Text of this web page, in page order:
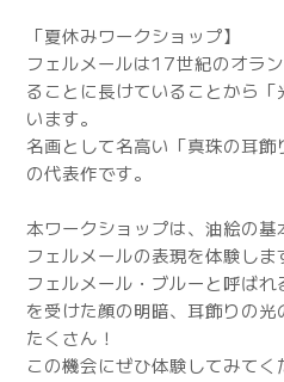
「夏休みワークショップ】
フェルメールは17世紀のオラ
ることに長けていることから
います。
名画として名高い「真珠の耳
の代表作です。
本ワークショップは、油絵の
フェルメールの表現を体験しま
フェルメール・ブルーと呼ば
を受けた顔の明暗、耳飾りの
たくさん！
この機会にぜひ体験してみてく